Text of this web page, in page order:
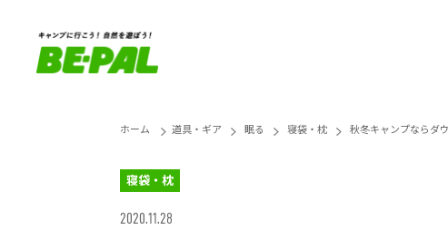
ホーム 道具・ギア 眠る 寝袋・枕 秋冬キャンプならダ
寝袋・枕
2020.11.28